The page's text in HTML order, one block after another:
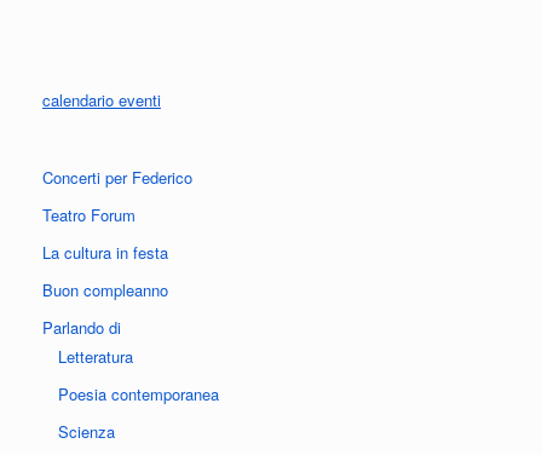
calendario eventi
Concerti per Federico
Teatro Forum
La cultura in festa
Buon compleanno
Parlando di
Letteratura
Poesia contemporanea
Scienza